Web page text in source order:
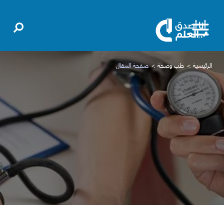
الرئيسية طب وصحة صفحة المقال